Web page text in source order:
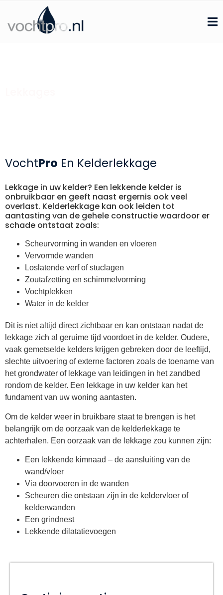
VochtPro En Kelderlekkage
Lekkage in uw kelder? Een lekkende kelder is
onbruikbaar en geeft naast ergernis ook veel
overlast. Kelderlekkage kan ook leiden tot
aantasting van de gehele constructie waardoor er
schade ontstaat zoals:
Scheurvorming in wanden en vloeren
Vervormde wanden
Loslatende verf of stuclagen
Zoutafzetting en schimmelvorming
Vochtplekken
Water in de kelder
Dit is niet altijd direct zichtbaar en kan ontstaan nadat de
lekkage zich al geruime tijd voordoet in de kelder. Oudere,
vaak gemetselde kelders krijgen gebreken door de leeftijd,
slechte uitvoering of externe factoren zoals de toename van
het grondwater of lekkage van leidingen in het zandbed
rondom de kelder. Een lekkage in uw kelder kan het
fundament van uw woning aantasten.
Om de kelder weer in bruikbare staat te brengen is het
belangrijk om de oorzaak van de kelderlekkage te
achterhalen. Een oorzaak van de lekkage zou kunnen zijn:
Een lekkende kimnaad – de aansluiting van de
wand/vloer
Via doorvoeren in de wanden
Scheuren die ontstaan zijn in de keldervloer of
kelderwanden
Een grindnest
Lekkende dilatatievoegen